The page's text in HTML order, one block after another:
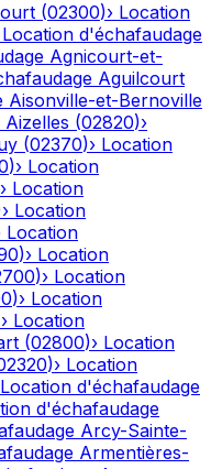
(02300)› Location
Location d'échafaudage
Agnicourt-et-
Aguilcourt
Aisonville-et-Bernoville
Aizelles (02820)›
(02370)› Location
)› Location
› Location
› Location
Location
)› Location
)› Location
)› Location
› Location
(02800)› Location
)› Location
Location d'échafaudage
d'échafaudage
Arcy-Sainte-
Armentières-